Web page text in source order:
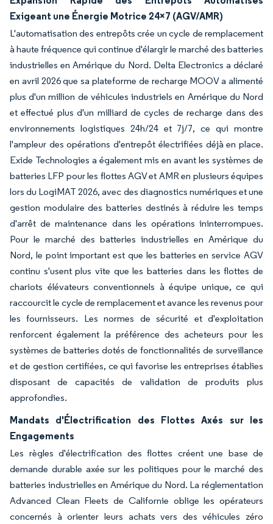
Exigeant une Énergie Motrice 24×7 (AGV/AMR)
L'automatisation des entrepôts crée un cycle de remplacement
à haute fréquence qui continue d'élargir le marché des batteries
industrielles en Amérique du Nord. Delta Electronics a déclaré
en avril 2026 que sa plateforme de recharge MOOV a alimenté
plus d'un million de véhicules industriels en Amérique du Nord
et effectué plus d'un milliard de cycles de recharge dans des
environnements logistiques 24h/24 et 7j/7, ce qui montre
l'ampleur des opérations d'entrepôt électrifiées déjà en place.
Exide Technologies a également mis en avant les systèmes de
batteries LFP pour les flottes AGV et AMR en plusieurs équipes
lors du LogiMAT 2026, avec des diagnostics numériques et une
gestion modulaire des batteries destinés à réduire les temps
d'arrêt de maintenance dans les opérations ininterrompues.
Pour le marché des batteries industrielles en Amérique du
Nord, le point important est que les batteries en service AGV
continu s'usent plus vite que les batteries dans les flottes de
chariots élévateurs conventionnels à équipe unique, ce qui
raccourcit le cycle de remplacement et avance les revenus pour
les fournisseurs. Les normes de sécurité et d'exploitation
renforcent également la préférence des acheteurs pour les
systèmes de batteries dotés de fonctionnalités de surveillance
et de gestion certifiées, ce qui favorise les entreprises établies
disposant de capacités de validation de produits plus
approfondies.
Mandats d'Électrification des Flottes Axés sur les
Engagements
Les règles d'électrification des flottes créent une base de
demande durable axée sur les politiques pour le marché des
batteries industrielles en Amérique du Nord. La réglementation
Advanced Clean Fleets de Californie oblige les opérateurs
concernés à orienter leurs achats vers des véhicules zéro